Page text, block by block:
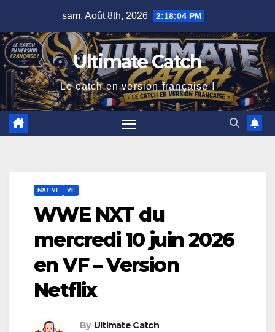
content
sam. Août 8th, 2026 2:18:05 PM
Ultimate Catch
Le catch en version française !
NXT VF VF
WWE NXT du
mercredi 10 juin 2026
en VF – Version
Netflix
By Ultimate Catch